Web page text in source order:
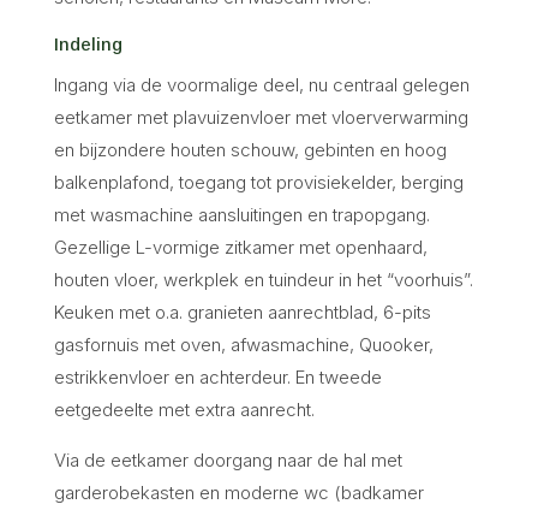
Indeling
Ingang via de voormalige deel, nu centraal gelegen
eetkamer met plavuizenvloer met vloerverwarming
en bijzondere houten schouw, gebinten en hoog
balkenplafond, toegang tot provisiekelder, berging
met wasmachine aansluitingen en trapopgang.
Gezellige L-vormige zitkamer met openhaard,
houten vloer, werkplek en tuindeur in het “voorhuis”.
Keuken met o.a. granieten aanrechtblad, 6-pits
gasfornuis met oven, afwasmachine, Quooker,
estrikkenvloer en achterdeur. En tweede
eetgedeelte met extra aanrecht.
Via de eetkamer doorgang naar de hal met
garderobekasten en moderne wc (badkamer